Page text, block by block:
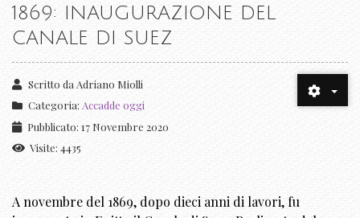
1869: INAUGURAZIONE DEL
CANALE DI SUEZ
Scritto da Adriano Miolli
Categoria: Accadde oggi
Pubblicato: 17 Novembre 2020
Visite: 4435
A novembre del 1869, dopo dieci anni di lavori, fu